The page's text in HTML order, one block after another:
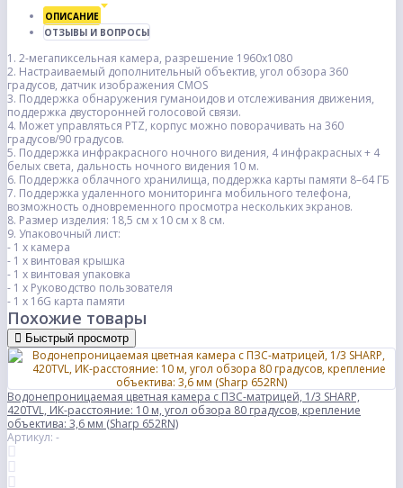
ОПИСАНИЕ
ОТЗЫВЫ И ВОПРОСЫ
1. 2-мегапиксельная камера, разрешение 1960x1080
2. Настраиваемый дополнительный объектив, угол обзора 360
градусов, датчик изображения CMOS
3. Поддержка обнаружения гуманоидов и отслеживания движения,
поддержка двусторонней голосовой связи.
4. Может управляться PTZ, корпус можно поворачивать на 360
градусов/90 градусов.
5. Поддержка инфракрасного ночного видения, 4 инфракрасных + 4
белых света, дальность ночного видения 10 м.
6. Поддержка облачного хранилища, поддержка карты памяти 8–64 ГБ
7. Поддержка удаленного мониторинга мобильного телефона,
возможность одновременного просмотра нескольких экранов.
8. Размер изделия: 18,5 см x 10 см x 8 см.
9. Упаковочный лист:
- 1 х камера
- 1 х винтовая крышка
- 1 х винтовая упаковка
- 1 х Руководство пользователя
- 1 х 16G карта памяти
Похожие товары
Быстрый просмотр
Водонепроницаемая цветная камера с ПЗС-матрицей, 1/3 SHARP,
420TVL, ИК-расстояние: 10 м, угол обзора 80 градусов, крепление
объектива: 3,6 мм (Sharp 652RN)
Артикул: -